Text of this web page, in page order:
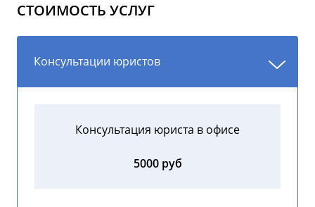
СТОИМОСТЬ УСЛУГ
Консультации юристов
Консультация юриста в офисе
5000 руб